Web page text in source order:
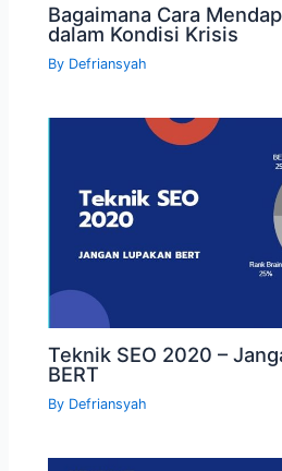
Bagaimana Cara
dalam Kondisi Krisis
By Defriansyah
Teknik SEO 2020 –
BERT
By Defriansyah